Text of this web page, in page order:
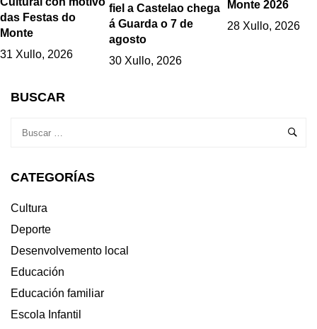
das Festas do
Monte
31 Xullo, 2026
fiel a Castelao chega
á Guarda o 7 de
agosto
30 Xullo, 2026
Monte 2026
28 Xullo, 2026
BUSCAR
CATEGORÍAS
Cultura
Deporte
Desenvolvemento local
Educación
Educación familiar
Escola Infantil